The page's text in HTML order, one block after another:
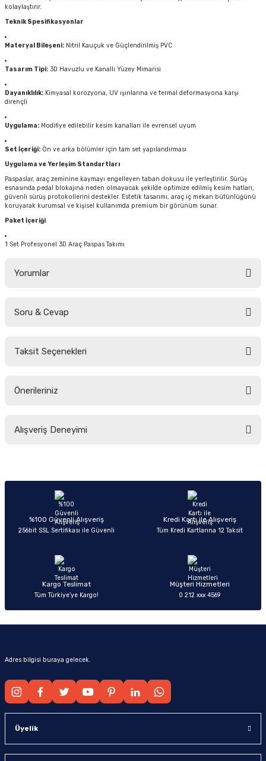
kolaylaştırır.
Teknik Spesifikasyonlar
Materyal Bileşeni: Nitril Kauçuk ve Güçlendirilmiş PVC
Tasarım Tipi: 3D Havuzlu ve Kanallı Yüzey Mimarisi
Dayanıklılık: Kimyasal korozyona, UV ışınlarına ve termal deformasyona karşı
dirençli
Uygulama: Modifiye edilebilir kesim kanalları ile evrensel uyum
Set İçeriği: Ön ve arka bölümler için tam set yapılandırması
Uygulama ve Yerleşim Standartları
Paspaslar, araç zeminine kaymayı engelleyen taban dokusu ile yerleştirilir. Sürüş
esnasında pedal blokajına neden olmayacak şekilde optimize edilmiş kesim hatları,
güvenli sürüş protokollerini destekler. Estetik tasarımı, araç iç mekan bütünlüğünü
koruyarak kurumsal ve kişisel kullanımda premium bir görünüm sunar.
Paket İçeriği
1 Set Profesyonel 3D Araç Paspas Takımı
Yorumlar
Soru & Cevap
Taksit Seçenekleri
Önerileriniz
yetersiz gördüğünüz noktaları öneri formunu kullanarak tarafımıza
Ürün açıklamasında eksik bilgiler bulunuyor.
Ürün bilgilerinde hatalar bulunuyor.
Ürün fiyatı diğer sitelerden daha pahalı.
Alışveriş Deneyimi
Sitemize ilk yorumu siz yapın!
%100 Güvenli Alışveriş
256bit SSL Sertifikası ile Güvenli
Kredi Kartı ile Alışveriş
Tüm Kredi Kartlarına 12 Taksit
Kargo Teslimat
Tüm Türkiye’ye Kargo!
Müşteri Hizmetleri
0 212 xxx 4569
Adres bilgisi buraya gelecek.
Üyelik